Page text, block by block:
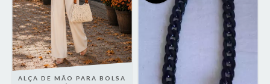
ALÇA DE MÃO PARA BOLSA